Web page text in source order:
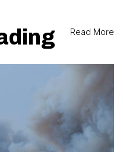
Read More